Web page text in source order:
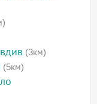
(3км)
(5км)